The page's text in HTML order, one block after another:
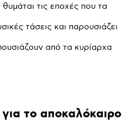
τις εποχές που τα
τάσεις και παρουσιάζει
από τα κυρίαρχα
για το αποκαλόκαιρο